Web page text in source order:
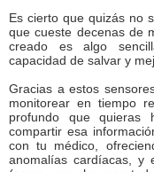
Es cierto que quizás no
que cueste decenas de
creado es algo
capacidad de salvar y
Gracias a estos
monitorear en tiempo
profundo que
compartir esa
con tu médico,
anomalías cardíacas, y